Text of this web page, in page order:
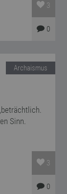
3
0
Archaismus
Sinn.
3
0